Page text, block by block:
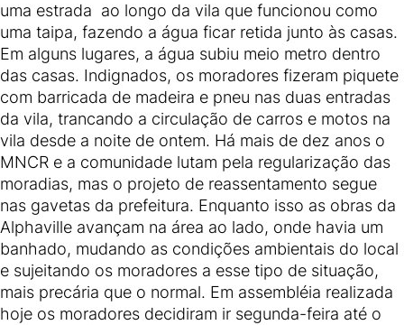
uma estrada ao longo da vila que funcionou como
uma taipa, fazendo a água ficar retida junto às casas.
Em alguns lugares, a água subiu meio metro dentro
das casas. Indignados, os moradores fizeram piquete
com barricada de madeira e pneu nas duas entradas
da vila, trancando a circulação de carros e motos na
vila desde a noite de ontem. Há mais de dez anos o
MNCR e a comunidade lutam pela regularização das
moradias, mas o projeto de reassentamento segue
nas gavetas da prefeitura. Enquanto isso as obras da
Alphaville avançam na área ao lado, onde havia um
banhado, mudando as condições ambientais do local
e sujeitando os moradores a esse tipo de situação,
mais precária que o normal. Em assembléia realizada
hoje os moradores decidiram ir segunda-feira até o